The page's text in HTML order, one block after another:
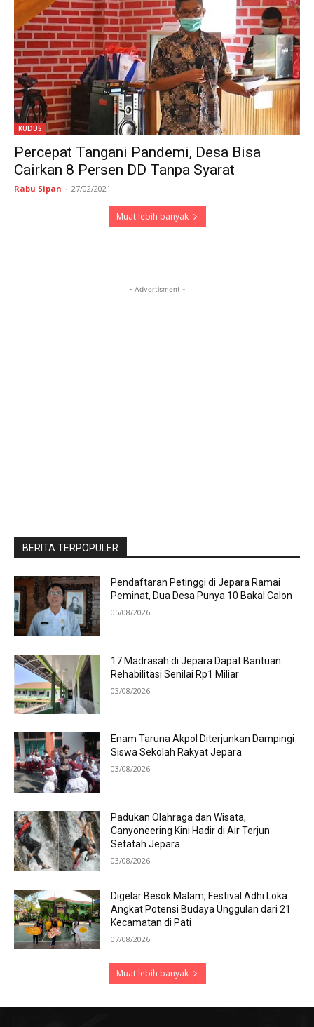
KUDUS
Percepat Tangani Pandemi, Desa Bisa
Cairkan 8 Persen DD Tanpa Syarat
Rabu Sipan - 27/02/2021
Muat lebih banyak
- Advertisment -
BERITA TERPOPULER
Pendaftaran Petinggi di Jepara Ramai
Peminat, Dua Desa Punya 10 Bakal Calon
05/08/2026
17 Madrasah di Jepara Dapat Bantuan
Rehabilitasi Senilai Rp1 Miliar
03/08/2026
Enam Taruna Akpol Diterjunkan Dampingi
Siswa Sekolah Rakyat Jepara
03/08/2026
Padukan Olahraga dan Wisata,
Canyoneering Kini Hadir di Air Terjun
Setatah Jepara
03/08/2026
Digelar Besok Malam, Festival Adhi Loka
Angkat Potensi Budaya Unggulan dari 21
Kecamatan di Pati
07/08/2026
Muat lebih banyak